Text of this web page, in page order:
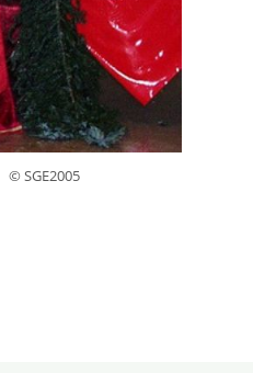
© SGE2005